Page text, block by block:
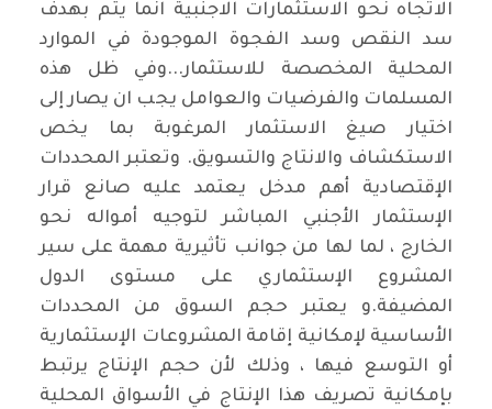
الاتجاه نحو الاستثمارات الاجنبية انما يتم بهدف
سد النقص وسد الفجوة الموجودة في الموارد
المحلية المخصصة للاستثمار...وفي ظل هذه
المسلمات والفرضيات والعوامل يجب ان يصار إلى
اختيار صيغ الاستثمار المرغوبة بما يخص
الاستكشاف والانتاج والتسويق. وتعتبر المحددات
الإقتصادية أهم مدخل يعتمد عليه صانع قرار
الإستثمار الأجنبي المباشر لتوجيه أمواله نحو
الخارج ، لما لها من جوانب تأثيرية مهمة على سير
المشروع الإستثماري على مستوى الدول
المضيفة.و يعتبر حجم السوق من المحددات
الأساسية لإمكانية إقامة المشروعات الإستثمارية
أو التوسع فيها ، وذلك لأن حجم الإنتاج يرتبط
بإمكانية تصريف هذا الإنتاج في الأسواق المحلية